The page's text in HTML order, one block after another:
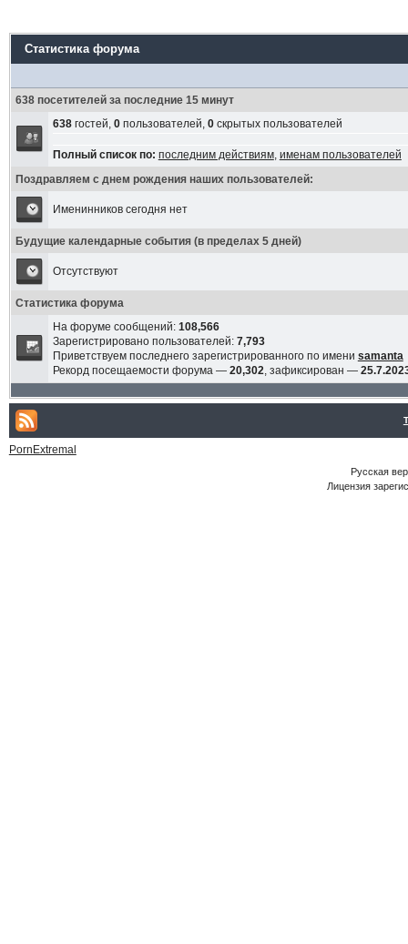
Статистика форума
638 посетителей за последние 15 минут
638гостей, 0пользователей, 0скрытых пользователей
Полный список по: последним действиям, именам пользователей
Поздравляем с днем рождения наших пользователей:
Именинников сегодня нет
Будущие календарные события (в пределах 5 дней)
Отсутствуют
Статистика форума
На форуме сообщений: 108,566
Зарегистрировано пользователей: 7,793
Приветствуем последнего зарегистрированного по имени samanta
Рекорд посещаемости форума — 20,302, зафиксирован —
PornExtremal
Русская
Лицензия